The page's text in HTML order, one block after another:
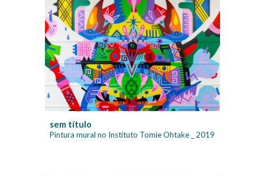
sem título
Pintura mural no Instituto Tomie Ohtake _ 2019